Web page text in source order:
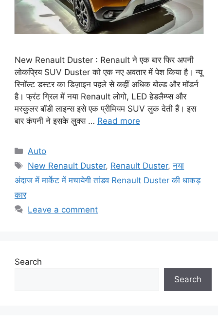
New Renault Duster : Renault ने एक बार फिर अपनी
लोकप्रिय SUV Duster को एक नए अवतार में पेश किया है। न्यू
रिनॉल्ट डस्टर का डिज़ाइन पहले से कहीं अधिक बोल्ड और मॉडर्न
है। फ्रंट ग्रिल में नया Renault लोगो, LED हेडलैम्प्स और
मस्कुलर बॉडी लाइन्स इसे एक प्रीमियम SUV लुक देती हैं। इस
बार कंपनी ने इसके लुक्स … Read more
Categories
Auto
Tags
New Renault Duster, Renault Duster,नया
अंदाज में मार्केट में मचायेगी तांडव Renault Duster की धाकड़
कार
Leave a comment
Search
Search